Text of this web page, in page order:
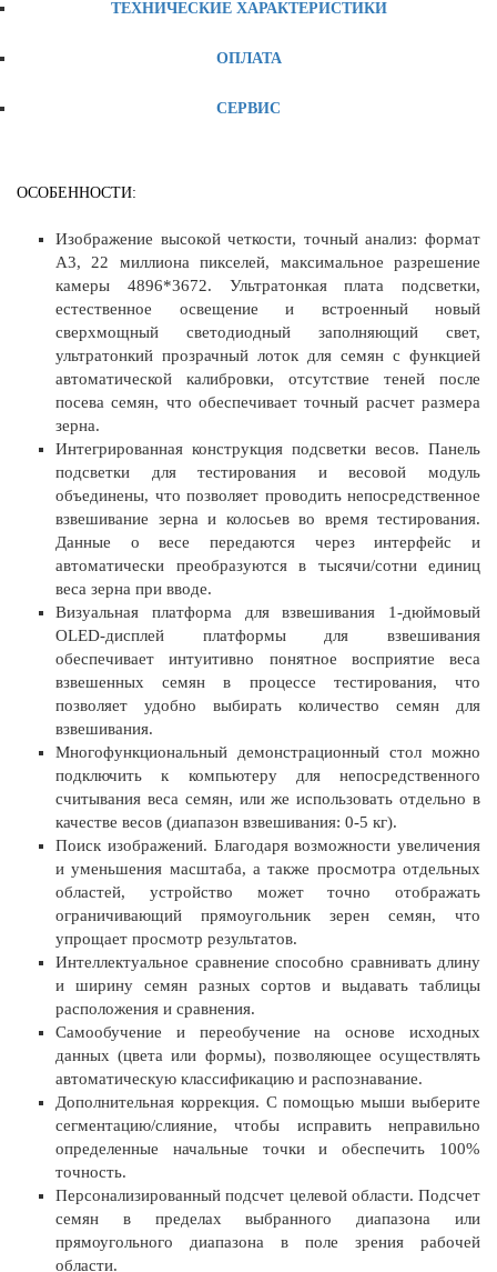
ТЕХНИЧЕСКИЕ ХАРАКТЕРИСТИКИ
ОПЛАТА
СЕРВИС
ОСОБЕННОСТИ:
Изображение высокой четкости, точный анализ: формат
A3, 22 миллиона пикселей, максимальное разрешение
камеры 4896*3672. Ультратонкая плата подсветки,
естественное освещение и встроенный новый
сверхмощный светодиодный заполняющий свет,
ультратонкий прозрачный лоток для семян с функцией
автоматической калибровки, отсутствие теней после
посева семян, что обеспечивает точный расчет размера
зерна.
Интегрированная конструкция подсветки весов. Панель
подсветки для тестирования и весовой модуль
объединены, что позволяет проводить непосредственное
взвешивание зерна и колосьев во время тестирования.
Данные о весе передаются через интерфейс и
автоматически преобразуются в тысячи/сотни единиц
веса зерна при вводе.
Визуальная платформа для взвешивания 1-дюймовый
OLED-дисплей платформы для взвешивания
обеспечивает интуитивно понятное восприятие веса
взвешенных семян в процессе тестирования, что
позволяет удобно выбирать количество семян для
взвешивания.
Многофункциональный демонстрационный стол можно
подключить к компьютеру для непосредственного
считывания веса семян, или же использовать отдельно в
качестве весов (диапазон взвешивания: 0-5 кг).
Поиск изображений. Благодаря возможности увеличения
и уменьшения масштаба, а также просмотра отдельных
областей, устройство может точно отображать
ограничивающий прямоугольник зерен семян, что
упрощает просмотр результатов.
Интеллектуальное сравнение способно сравнивать длину
и ширину семян разных сортов и выдавать таблицы
расположения и сравнения.
Самообучение и переобучение на основе исходных
данных (цвета или формы), позволяющее осуществлять
автоматическую классификацию и распознавание.
Дополнительная коррекция. С помощью мыши выберите
сегментацию/слияние, чтобы исправить неправильно
определенные начальные точки и обеспечить 100%
точность.
Персонализированный подсчет целевой области. Подсчет
семян в пределах выбранного диапазона или
прямоугольного диапазона в поле зрения рабочей
области.